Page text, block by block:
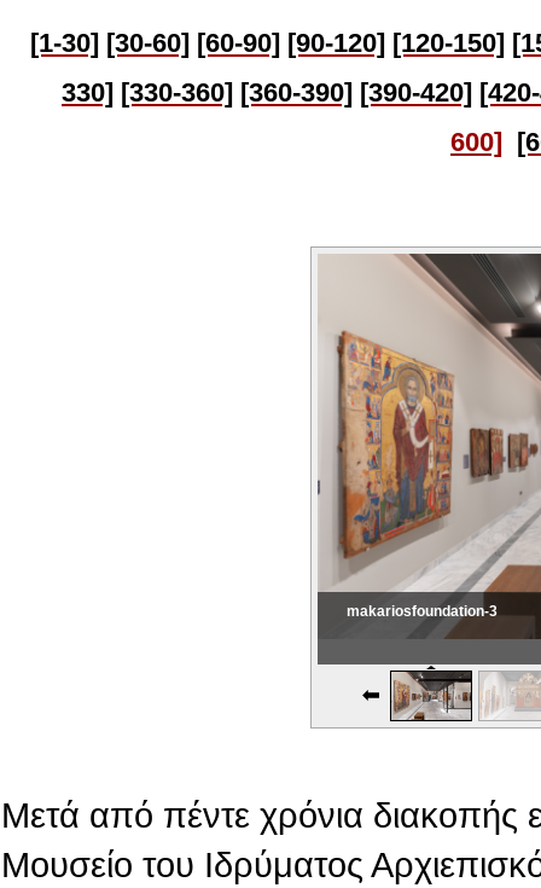
[1-30] [30-60] [60-90] [90-120] [120-150]
330] [330-360] [360-390] [390-420]
600]
makariosfoundation-3
Μετά από πέντε χρόνια διακοπής
Μουσείο του Ιδρύματος